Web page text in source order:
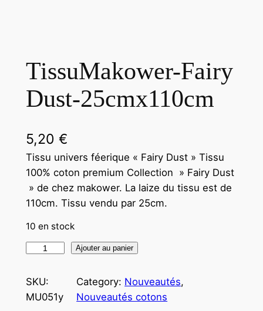
TissuMakower-Fairy
Dust-25cmx110cm
5,20 €
Tissu univers féerique « Fairy Dust » Tissu
100% coton premium Collection » Fairy Dust
» de chez makower. La laize du tissu est de
110cm. Tissu vendu par 25cm.
10 en stock
Ajouter au panier
SKU:
MU051y
Category: Nouveautés
Nouveautés cotons